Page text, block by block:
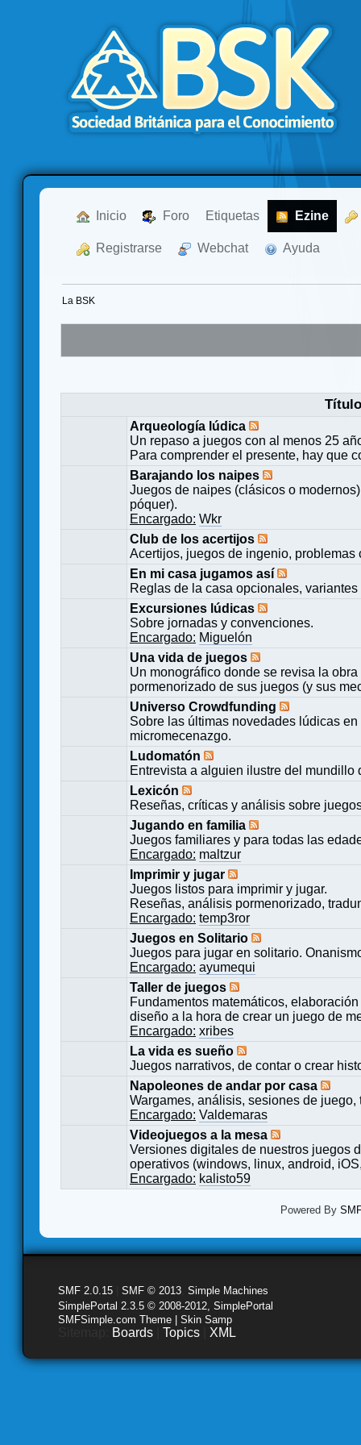
Inicio Foro Etiquetas Ezine
Registrarse Webchat Ayuda
La BSK
Título
Arqueología lúdica
Un repaso a juegos con al menos 25
Para comprender el presente, hay que
Barajando los naipes
Juegos de naipes (clásicos o
póquer).
Encargado: Wkr
Club de los acertijos
Acertijos, juegos de ingenio,
En mi casa jugamos así
Reglas de la casa opcionales,
Excursiones lúdicas
Sobre jornadas y convenciones.
Encargado: Miguelón
Una vida de juegos
Un monográfico donde se revisa la
pormenorizado de sus juegos (y sus
Universo Crowdfunding
Sobre las últimas novedades lúdicas
micromecenazgo.
Ludomatón
Entrevista a alguien ilustre del mundillo
Lexicón
Reseñas, críticas y análisis sobre
Jugando en familia
Juegos familiares y para todas las
Encargado: maltzur
Imprimir y jugar
Juegos listos para imprimir y jugar.
Reseñas, análisis pormenorizado,
Encargado: temp3ror
Juegos en Solitario
Juegos para jugar en solitario.
Encargado: ayumequi
Taller de juegos
Fundamentos matemáticos,
diseño a la hora de crear un juego de
Encargado: xribes
La vida es sueño
Juegos narrativos, de contar o crear
Napoleones de andar por casa
Wargames, análisis, sesiones de
Encargado: Valdemaras
Videojuegos a la mesa
Versiones digitales de nuestros juegos
operativos (windows, linux, android,
Encargado: kalisto59
Powered By
SMF 2.0.15 SMF © 2013 Simple Machines
SimplePortal 2.3.5 © 2008-2012, SimplePortal
SMFSimple.com Theme | Skin Samp
Boards Topics XML